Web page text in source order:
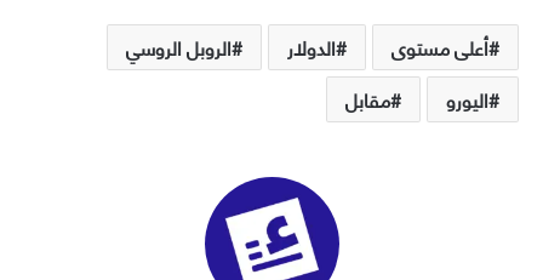
أعلى مستوى الدولار
الروبل الروسي
اليورو
مقابل